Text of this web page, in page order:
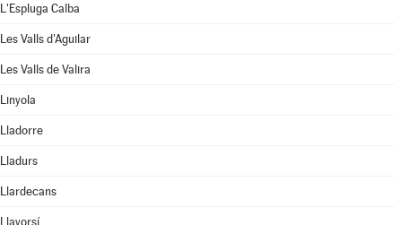
L'Espluga Calba
Les Valls d'Aguilar
Les Valls de Valira
Linyola
Lladorre
Lladurs
Llardecans
Llavorsí